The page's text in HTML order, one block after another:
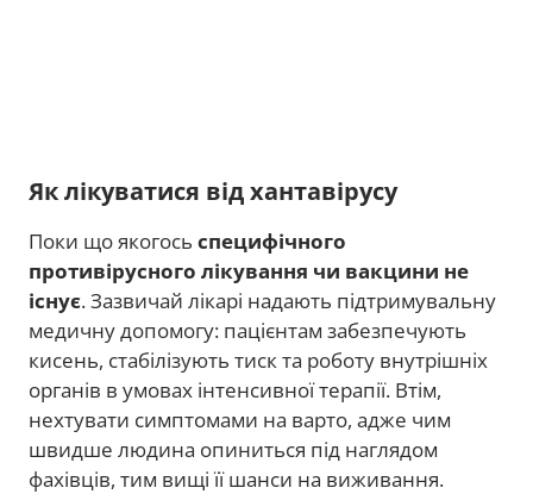
Як лікуватися від хантавірусу
Поки що якогось специфічного
противірусного лікування чи вакцини не
існує. Зазвичай лікарі надають підтримувальну
медичну допомогу: пацієнтам забезпечують
кисень, стабілізують тиск та роботу внутрішніх
органів в умовах інтенсивної терапії. Втім,
нехтувати симптомами на варто, адже чим
швидше людина опиниться під наглядом
фахівців, тим вищі її шанси на виживання.